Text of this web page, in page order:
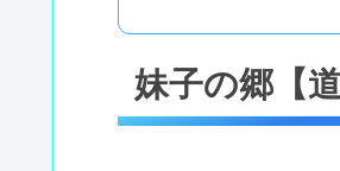
妹子の郷【道